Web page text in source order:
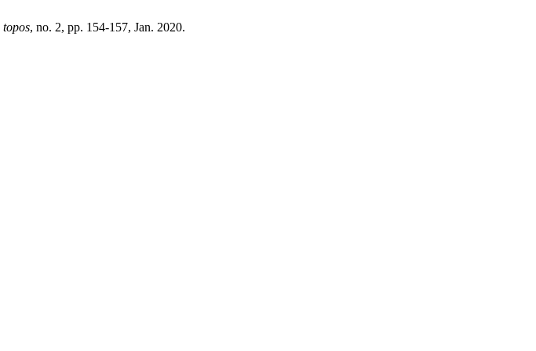
topos, no. 2, pp. 154-157, Jan. 2020.